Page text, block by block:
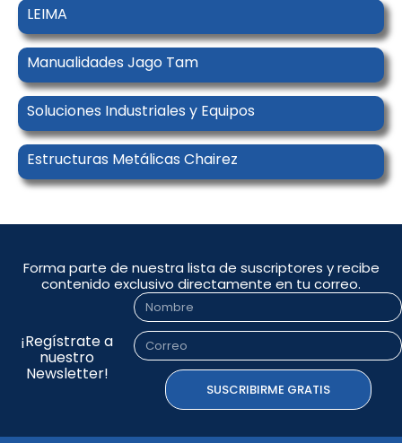
LEIMA
Manualidades Jago Tam
Soluciones Industriales y Equipos
Estructuras Metálicas Chairez
Forma parte de nuestra lista de suscriptores y recibe
contenido exclusivo directamente en tu correo.
¡Regístrate a
nuestro
Newsletter!
Nombre
Correo
SUSCRIBIRME GRATIS